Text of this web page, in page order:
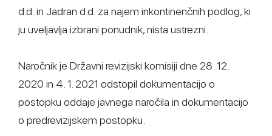
d.d. in Jadran d.d. za najem inkontinenčnih podlog, ki
ju uveljavlja izbrani ponudnik, nista ustrezni.
Naročnik je Državni revizijski komisiji dne 28. 12.
2020 in 4. 1. 2021 odstopil dokumentacijo o
postopku oddaje javnega naročila in dokumentacijo
o predrevizijskem postopku.